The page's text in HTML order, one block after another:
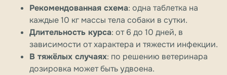
Рекомендованная схема: одна таблетка на
каждые 10 кг массы тела собаки в сутки.
Длительность курса: от 6 до 10 дней, в
зависимости от характера и тяжести инфекции.
В тяжёлых случаях: по решению ветеринара
дозировка может быть удвоена.